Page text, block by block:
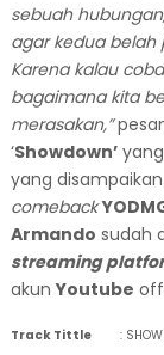
sebuah
agar kedua belah
Karena kalau
bagaimana kita
merasakan,”
‘Showdown’yang
yang disampaikan
comeback
Armando sudah
streaming
akunYoutube
Track Tittle: